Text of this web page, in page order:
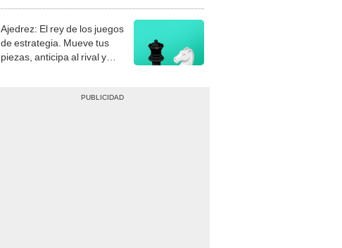
Ajedrez: El rey de los juegos
de estrategia. Mueve tus
piezas, anticipa al rival y